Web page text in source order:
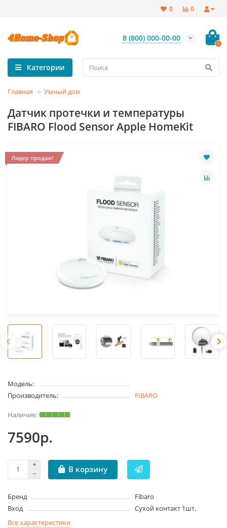
0
0
8 (800) 000-00-00
0
Категории
Главная Умный дом
Датчик протечки и температуры
FIBARO Flood Sensor Apple HomeKit
Лидер продаж!
Модель:
Производитель:
FIBARO
7590р.
В корзину
Бренд
Fibaro
Вход
Сухой контакт 1шт.
Все характеристики